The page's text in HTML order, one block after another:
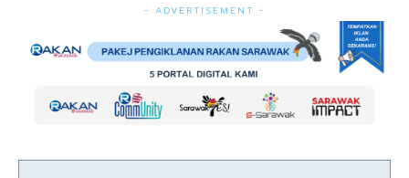
- ADVERTISEMENT -